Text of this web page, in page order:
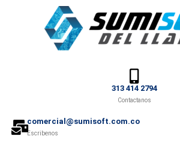
313 414 2794
Contactanos
comercial@sumisoft.com.co
Escribenos